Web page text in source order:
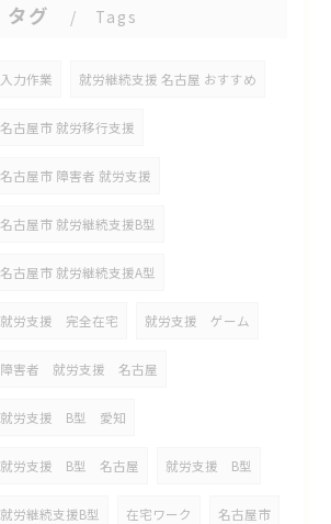
タグ Tags
入力作業 就労継続支援 名古屋 おすすめ
名古屋市 就労移行支援
名古屋市 障害者 就労支援
名古屋市 就労継続支援B型
名古屋市 就労継続支援A型
就労支援 完全在宅 就労支援 ゲーム
障害者 就労支援 名古屋
就労支援 B型 愛知
就労支援 B型 名古屋 就労支援 B型
就労継続支援B型 在宅ワーク 名古屋市